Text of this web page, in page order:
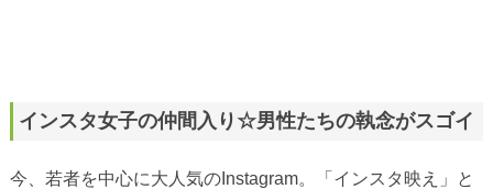
インスタ女子の仲間入り☆男性たちの執念がスゴイ
今、若者を中心に大人気のInstagram。「インスタ映え」と